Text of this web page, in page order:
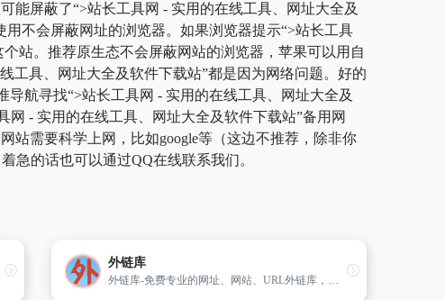
能屏蔽了“>站长工具网 - 实用的在线工具、网址大全及
不会屏蔽网址的浏览器。如果浏览器提示“>站长工具
站。推荐原生态不会屏蔽网站的浏览器，苹果可以用自
工具、网址大全及软件下载站”都是因为网络问题。好的
航寻找“>站长工具网 - 实用的在线工具、网址大全及
- 实用的在线工具、网址大全及软件下载站”备用网
站需要科学上网，比如google等（这边不推荐，除非你
急的话也可以通过QQ在线联系我们。
外链库
外链库-免费专业的网址、网站、URL外链库，我们收录各地区行业优秀网站,提供分类目录网址提交,中文网站收录服务。